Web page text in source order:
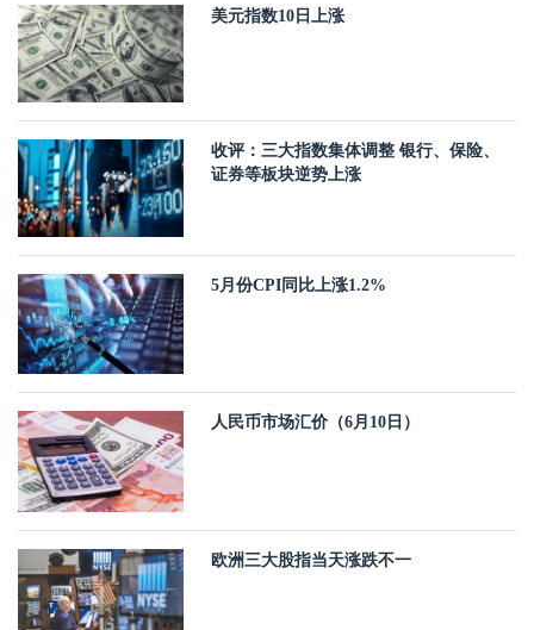
美元指数10日上涨
收评：三大指数集体调整 银行、保险、
证券等板块逆势上涨
5月份CPI同比上涨1.2%
人民币市场汇价（6月10日）
欧洲三大股指当天涨跌不一